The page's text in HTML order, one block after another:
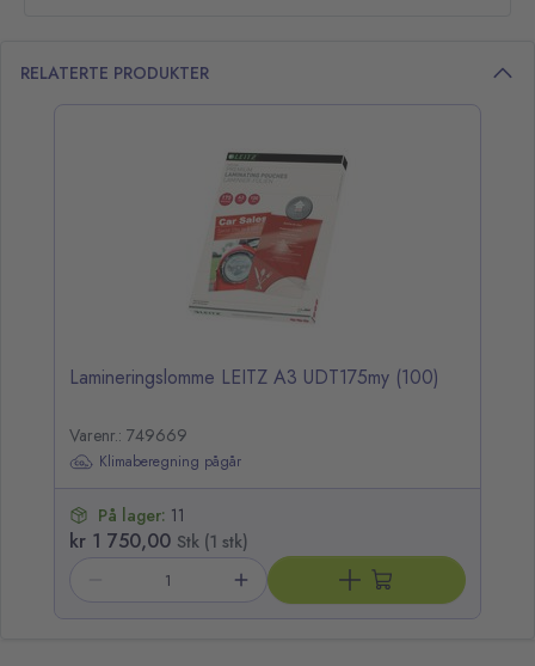
RELATERTE PRODUKTER
Lamineringslomme LEITZ A3 UDT175my (100)
Varenr.: 749669
Klimaberegning pågår
På lager: 11
kr 1 750,00 Stk (1 stk)